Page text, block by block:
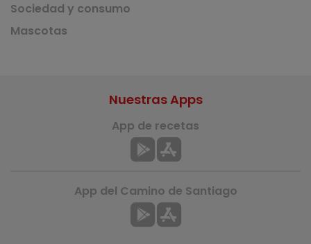
Sociedad y consumo
Mascotas
Nuestras Apps
App de recetas
App del Camino de Santiago